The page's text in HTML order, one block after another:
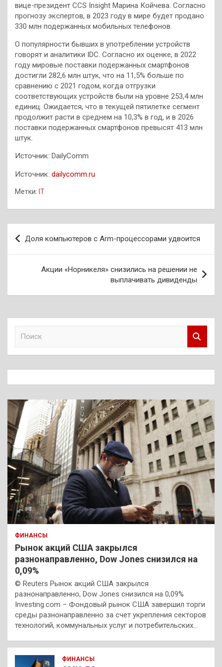
вице-президент CCS Insight Марина Койчева. Согласно
прогнозу экспертов, в 2023 году в мире будет продано
330 млн подержанных мобильных телефонов.
О популярности бывших в употреблении устройств
говорят и аналитики IDC. Согласно их оценке, в 2022
году мировые поставки подержанных смартфонов
достигли 282,6 млн штук, что на 11,5% больше по
сравнению с 2021 годом, когда отгрузки
соответствующих устройств были на уровне 253,4 млн
единиц. Ожидается, что в текущей пятилетке сегмент
продолжит расти в среднем на 10,3% в год, и в 2026
поставки подержанных смартфонов превысят 413 млн
штук.
Источник: DailyComm
Источник: dailycomm.ru
Метки: IT
Навигация
по
записям
Доля компьютеров с Arm-процессорами удвоится
Акции «Норникеля» снизились на решении не
выплачивать дивиденды
к
ФИНАНСЫ
Рынок акций США закрылся
разнонаправленно, Dow Jones снизился на
0,09%
© Reuters Рынок акций США закрылся
разнонаправленно, Dow Jones снизился на 0,09%
Investing.com – Фондовый рынок США завершил торги
среды разнонаправленно за счет укрепления секторов
технологий, коммунальных услуг и потребительских…
ФИНАНСЫ